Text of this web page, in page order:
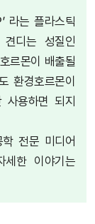
라는 플라스틱
디는 성질인
르몬이 배출될
환경호르몬이
사용하면 되지
전문 미디어
세한 이야기는